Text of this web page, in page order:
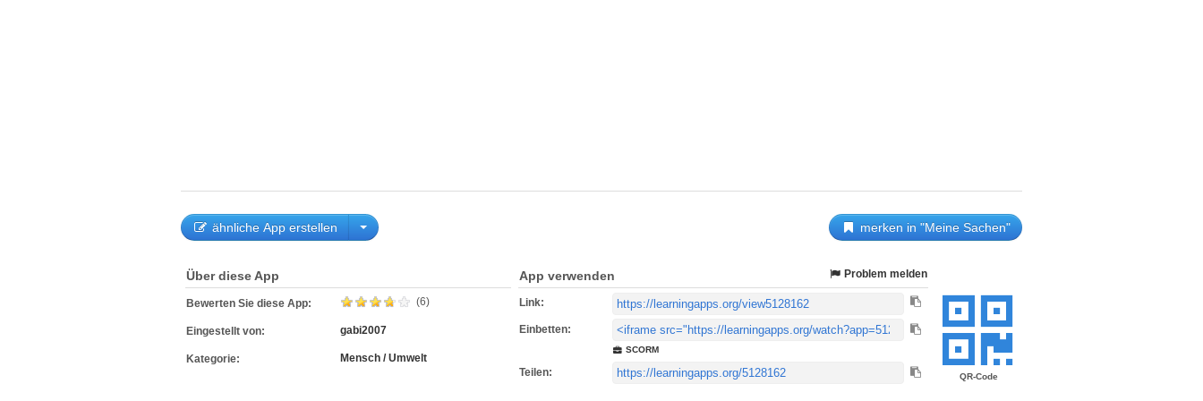
ähnliche App erstellen merken in "Meine Sachen"
QR-Code
Über diese App
Bewerten Sie diese App: (6)
Eingestellt von: gabi2007
Kategorie: Mensch / Umwelt
App verwenden Problem melden
Link:
Einbetten:
SCORM
Teilen: